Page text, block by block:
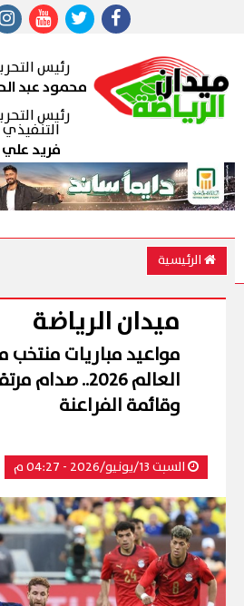
رئيس
محمود عبد
رئيس
التنفيذي
فريد علي
الرئيسية
ميدان الرياضة
مواعيد مباريات
العالم 2026..
وقائمة الفراعنة
السبت 13/يونيو/2026 - 04:27 م